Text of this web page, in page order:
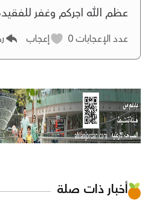
عظم الله اجركم وغفر
عدد الإعجابات إعجاب
أخبار ذات صلة